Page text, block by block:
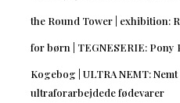
the Round Tower | exhibition:
for børn | TEGNESERIE:
Kogebog | ULTRA NEMT:
ultraforarbejdede fødevarer